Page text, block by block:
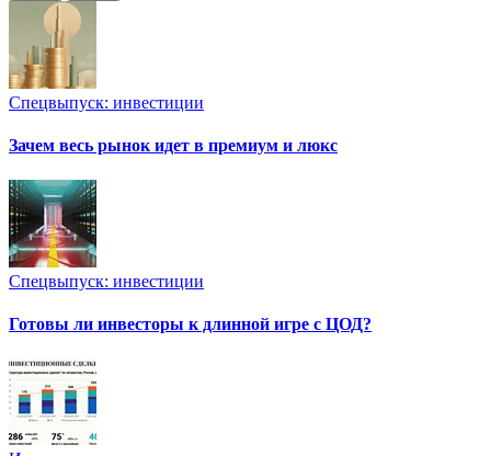
Спецвыпуск: инвестиции
Зачем весь рынок идет в премиум и люкс
Спецвыпуск: инвестиции
Готовы ли инвесторы к длинной игре с ЦОД?